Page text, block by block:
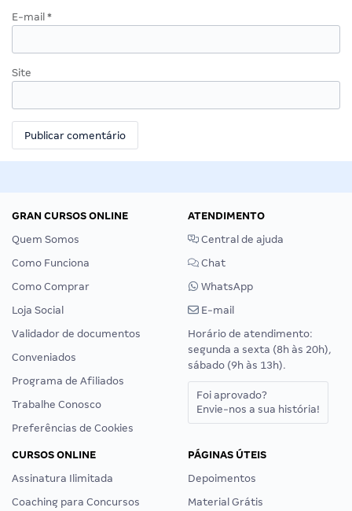
E-mail *
Site
GRAN CURSOS ONLINE
Quem Somos
Como Funciona
Como Comprar
Loja Social
Validador de documentos
Conveniados
Programa de Afiliados
Trabalhe Conosco
Preferências de Cookies
ATENDIMENTO
Central de ajuda
Chat
WhatsApp
E-mail
Horário de atendimento:
segunda a sexta (8h às 20h),
sábado (9h às 13h).
Foi aprovado?
Envie-nos a sua história!
CURSOS ONLINE
Assinatura Ilimitada
Coaching para Concursos
PÁGINAS ÚTEIS
Depoimentos
Material Grátis